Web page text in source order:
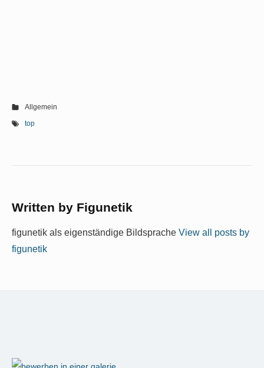
Allgemein
top
Written by Figunetik
figunetik als eigenständige Bildsprache View all posts by
figunetik